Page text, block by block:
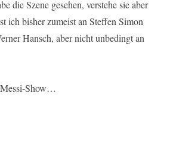
die Szene gesehen, verstehe sie aber
ich bisher zumeist an Steffen Simon
Hansch, aber nicht unbedingt an
Show…